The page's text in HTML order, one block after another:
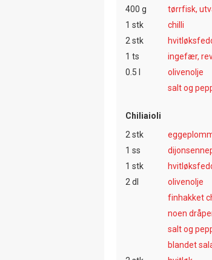
400 g
1 stk
chilli
2 stk
1 ts
ingefær,
0.5 l
olivenolje
salt og
Chiliaioli
2 stk
1 ss
1 stk
2 dl
olivenolje
finhakket
salt og
blandet